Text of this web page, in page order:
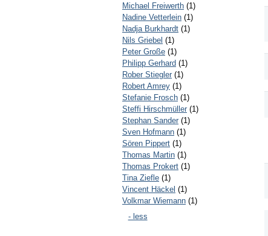
Michael Freiwerth (1)
Nadine Vetterlein (1)
Nadja Burkhardt (1)
Nils Griebel (1)
Peter Große (1)
Philipp Gerhard (1)
Rober Stiegler (1)
Robert Amrey (1)
Stefanie Frosch (1)
Steffi Hirschmüller (1)
Stephan Sander (1)
Sven Hofmann (1)
Sören Pippert (1)
Thomas Martin (1)
Thomas Prokert (1)
Tina Ziefle (1)
Vincent Häckel (1)
Volkmar Wiemann (1)
- less